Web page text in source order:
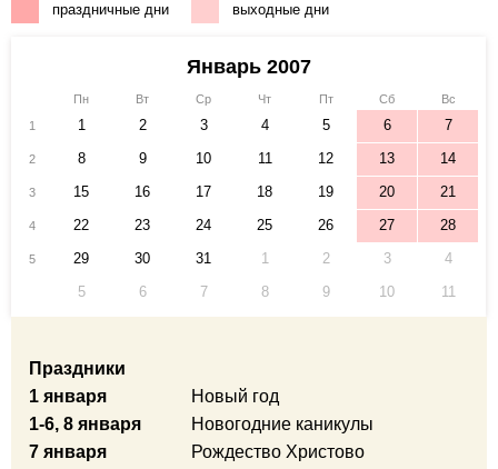
праздничные дни выходные дни
Январь 2007
Пн Вт Ср Чт Пт Сб
Вс
1
1 2 3 4 5 6 7
2 8 9 10 11 12 13 14
3 15 16 17 18 19 20 21
4 22 23 24 25 26 27 28
5 29 30 31 1 2 3
4
5
6 7 8 9 10 11
Праздники
1 января
Новый год
1-6, 8 января
Новогодние каникулы
7 января
Рождество Христово